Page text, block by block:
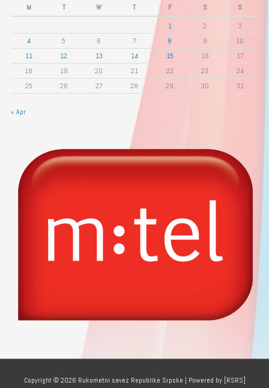
M T W T F S S
1 2
3
4
5 6 7 8 9
10
11
12 13 14 15 16
17
18
19 20 21 22 23
24
25
26 27 28 29 30 31
« Apr
Copyright © 2026 Rukometni savez Republike Srpske | Powered by [RSRS]